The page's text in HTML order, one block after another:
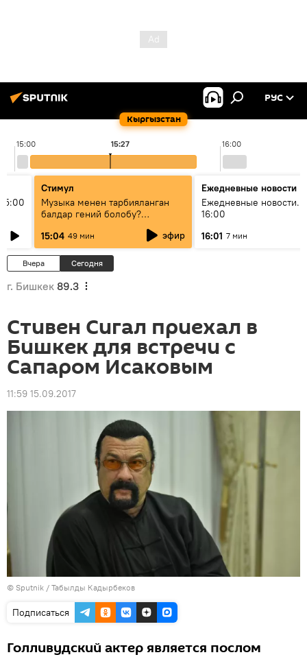
Кыргызстан
РУС
15:00 16:00
15:27
Стимул
Музыка менен тарбияланган
балдар гений болобу?
Кыргыздын жашоосунда
музыканын орду
15:04 49 мин эфир
Ежедневные новости
Ежедневные новости.
16:00
16:01 7 мин
Вчера Сегодня
г. Бишкек 89.3
Стивен Сигал приехал в
Бишкек для встречи с
Сапаром Исаковым
11:59 15.09.2017
© Sputnik / Табылды Кадырбеков
Подписаться
Голливудский актер является послом